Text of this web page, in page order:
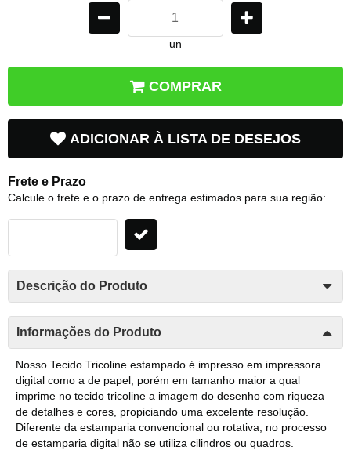
un
COMPRAR
ADICIONAR À LISTA DE DESEJOS
Frete e Prazo
Calcule o frete e o prazo de entrega estimados para sua região:
Descrição do Produto
Informações do Produto
Nosso Tecido Tricoline estampado é impresso em impressora
digital como a de papel, porém em tamanho maior a qual
imprime no tecido tricoline a imagem do desenho com riqueza
de detalhes e cores, propiciando uma excelente resolução.
Diferente da estamparia convencional ou rotativa, no processo
de estamparia digital não se utiliza cilindros ou quadros.